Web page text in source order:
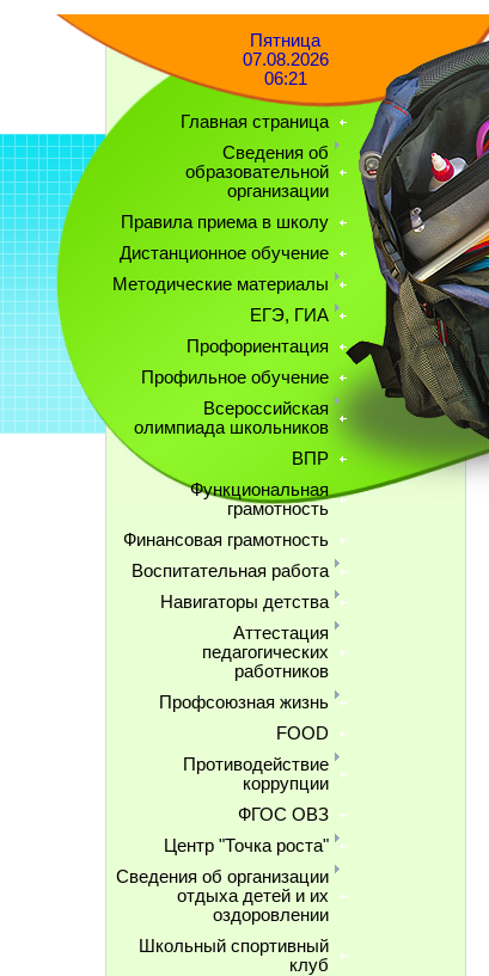
Пятница
07.08.2026
06:21
Главная страница
Сведения об
образовательной
организации
Правила приема в школу
Дистанционное обучение
Методические материалы
ЕГЭ, ГИА
Профориентация
Профильное обучение
Всероссийская
олимпиада школьников
ВПР
Функциональная
грамотность
Финансовая грамотность
Воспитательная работа
Навигаторы детства
Аттестация
педагогических
работников
Профсоюзная жизнь
FOOD
Противодействие
коррупции
ФГОС ОВЗ
Центр "Точка роста"
Сведения об организации
отдыха детей и их
оздоровлении
Школьный спортивный
клуб